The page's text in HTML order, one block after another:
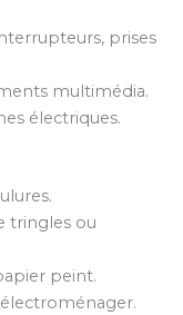
prises
multimédia.
électriques.
tringles ou
peint.